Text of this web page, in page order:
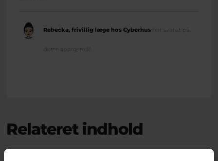
Rebecka, frivillig læge hos Cyberhus har svaret på
dette spørgsmål
Relateret indhold